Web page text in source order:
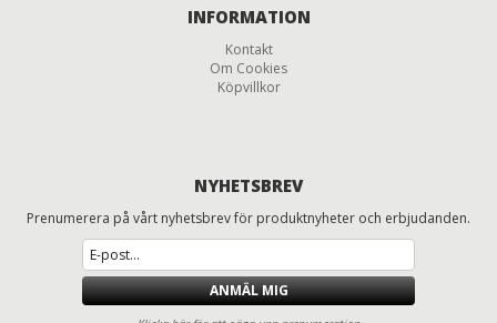
INFORMATION
Kontakt
Om Cookies
Köpvillkor
NYHETSBREV
Prenumerera på vårt nyhetsbrev för produktnyheter och erbjudanden.
ANMÄL MIG